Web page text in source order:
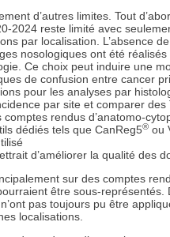
d’autres limites. Tout
2024 reste limité avec
par localisation. L’absence
nosologiques ont été
Ce choix peut induire une
de confusion entre cancer
pour les analyses par
par site et comparer
rendus d’anatomo-
dédiés tels que CanReg5® ou
d’améliorer la qualité des
sur des comptes
être sous-
pas toujours pu être
localisations.